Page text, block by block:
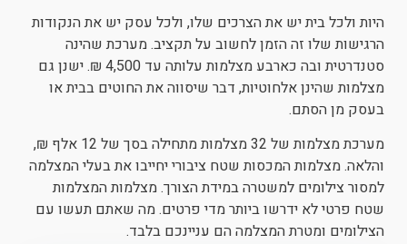
היות ולכל בית יש את הצרכים שלו, ולכל עסק יש את הנקודות
הרגישות שלו זה הזמן לחשוב על תקציב. מערכת שהינה
סטנדרטית ובה כארבע מצלמות עלותה עד 4,500 ₪. ישנן גם
מצלמות שהינן אלחוטיות, דבר שיסווה את החוטים בבית או
בעסק מן הסתם.
מערכת מצלמות של 32 מצלמות מתחילה בסך של 12 אלף ₪,
והלאה. מצלמות המכסות שטח ציבורי יחייבו את בעלי המצלמה
למסור צילומים למשטרה במידת הצורך. מצלמות המצלמות
שטח פרטי לא ידרשו ביותר מדי פרטים. מה שאתם תעשו עם
הצילומים ומטרת המצלמה הם עניינכם בלבד.